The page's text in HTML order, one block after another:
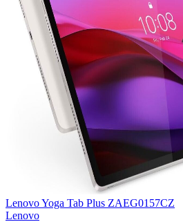
Lenovo Yoga Tab Plus ZAEG0157CZ
Lenovo